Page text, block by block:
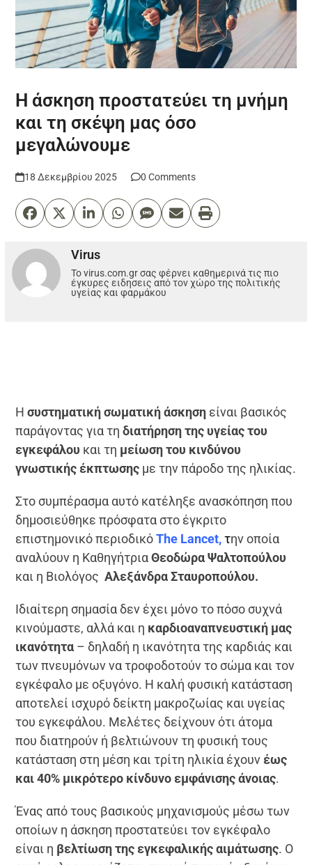
Η άσκηση προστατεύει τη μνήμη
και τη σκέψη μας όσο
μεγαλώνουμε
18 Δεκεμβρίου 2025 0 Comments
Virus
Το virus.com.gr σας φέρνει καθημερινά τις πιο
έγκυρες ειδησεις από τον χώρο της πολιτικής
υγείας και φαρμάκου
Hσυστηματική σωματική άσκηση είναι βασικός
παράγοντας για τηδιατήρηση της υγείας του
εγκεφάλου και τη μείωση του κινδύνου
γνωστικής έκπτωσης με την πάροδο της ηλικίας.
Στο συμπέρασμα αυτό κατέληξε ανασκόπηση που
δημοσιεύθηκε πρόσφατα στο έγκριτο
επιστημονικό περιοδικόThe Lancet,την οποία
αναλύουν η ΚαθηγήτριαΘεοδώρα Ψαλτοπούλου
και η ΒιολόγοςΑλεξάνδρα Σταυροπούλου.
Ιδιαίτερη σημασία δεν έχει μόνο το πόσο συχνά
κινούμαστε, αλλά και η καρδιοαναπνευστική μας
ικανότητα – δηλαδή η ικανότητα της καρδιάς και
των πνευμόνων να τροφοδοτούν το σώμα και τον
εγκέφαλο με οξυγόνο. Η καλή φυσική κατάσταση
αποτελεί ισχυρό δείκτη μακροζωίας και υγείας
του εγκεφάλου. Μελέτες δείχνουν ότι άτομα
που διατηρούν ή βελτιώνουν τη φυσική τους
κατάσταση στη μέση και τρίτη ηλικία έχουν έως
και 40% μικρότερο κίνδυνο εμφάνισης άνοιας.
Ένας από τους βασικούς μηχανισμούς μέσω των
οποίων η άσκηση προστατεύει τον εγκέφαλο
είναι η βελτίωση της εγκεφαλικής αιμάτωσης. Ο